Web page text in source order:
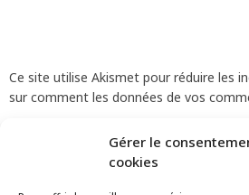
Gérer le
cookies
Ce site utilise Akismet pour réduire les
sur comment les données de vos